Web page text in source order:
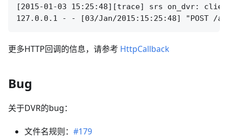
[2015-01-03 15:25:48][trace] srs on_dvr:
更多HTTP回调的信息，请参考 HttpCallback
Bug
关于DVR的bug：
文件名规则： #179